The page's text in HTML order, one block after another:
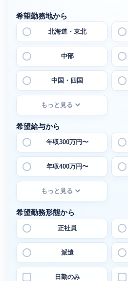
希望勤務地から
北海道・東北
中部
中国・四国
もっと見る
希望給与から
年収300万円〜
年収400万円〜
もっと見る
希望勤務形態から
正社員
派遣
日勤のみ